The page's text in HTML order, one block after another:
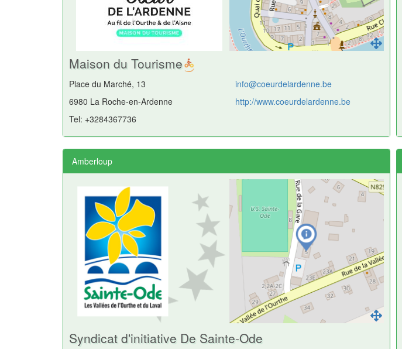
Maison du Tourisme
Place du Marché, 13
6980 La Roche-en-Ardenne
Tel: +3284367736
info@coeurdelardenne.be
http://www.coeurdelardenne.be
Amberloup
Syndicat d'initiative De Sainte-Ode